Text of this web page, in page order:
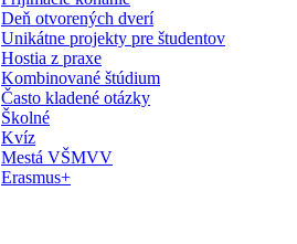
Deň otvorených dverí
Unikátne projekty pre študentov
Hostia z praxe
Kombinované štúdium
Často kladené otázky
Školné
Kvíz
Mestá VŠMVV
Erasmus+